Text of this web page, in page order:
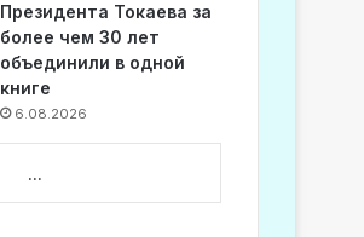
Президента Токаева за
более чем 30 лет
объединили в одной
книге
6.08.2026
...